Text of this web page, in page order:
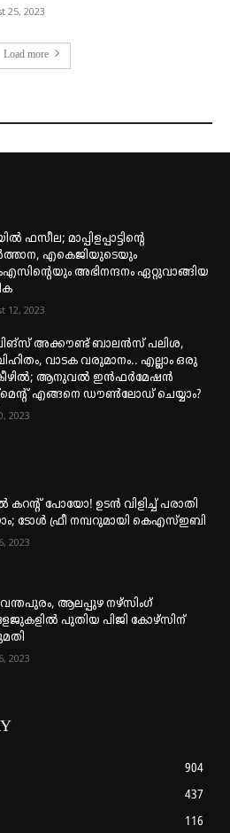
25, 2023
Load more
ഫസീല; മാപ്പിളപ്പാട്ടിന്റെ
എകെജിയുടെയും
അഭിനന്ദനം ഏറ്റുവാങ്ങിയ
12, 2023
അക്കൗണ്ട് ബാലൻസ് പലിശ,
വാടക വരുമാനം.. എല്ലാം ഒരു
ആനുവൽ ഇൻഫർമേഷൻ
എങ്ങനെ ഡൗൺലോഡ് ചെയ്യാം?
2023
കറന്റ് പോയോ! ഉടന്‍ വിളിച്ച് പരാതി
ടോള്‍ ഫ്രീ നമ്പറുമായി കെഎസ്ഇബി
2023
ആലപ്പുഴ നഴ്‌സിംഗ്
പുതിയ പിജി കോഴ്‌സിന്
2023
904
437
116